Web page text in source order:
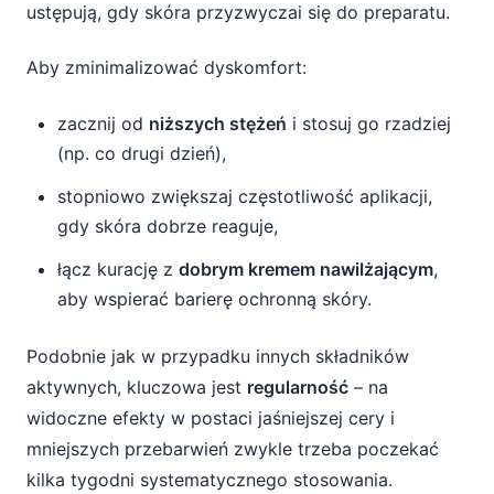
ustępują, gdy skóra przyzwyczai się do preparatu.
Aby zminimalizować dyskomfort:
zacznij od niższych stężeń i stosuj go rzadziej
(np. co drugi dzień),
stopniowo zwiększaj częstotliwość aplikacji,
gdy skóra dobrze reaguje,
łącz kurację z dobrym kremem nawilżającym,
aby wspierać barierę ochronną skóry.
Podobnie jak w przypadku innych składników
aktywnych, kluczowa jest regularność – na
widoczne efekty w postaci jaśniejszej cery i
mniejszych przebarwień zwykle trzeba poczekać
kilka tygodni systematycznego stosowania.